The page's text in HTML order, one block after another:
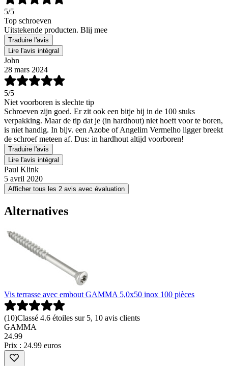
5/5
Top schroeven
Uitstekende producten. Blij mee
Traduire l'avis
Lire l'avis intégral
John
28 mars 2024
5/5
Niet voorboren is slechte tip
Schroeven zijn goed. Er zit ook een bitje bij in de 100 stuks
verpakking. Maar de tip dat je (in hardhout) niet hoeft voor te boren,
is niet handig. In bijv. een Azobe of Angelim Vermelho ligger breekt
de schroef meteen af. Dus: in hardhout altijd voorboren!
Traduire l'avis
Lire l'avis intégral
Paul Klink
5 avril 2020
Afficher tous les 2 avis avec évaluation
Alternatives
Vis terrasse avec embout GAMMA 5,0x50 inox 100 pièces
(10)Classé 4.6 étoiles sur 5, 10 avis clients
GAMMA
24.99
Prix : 24.99 euros